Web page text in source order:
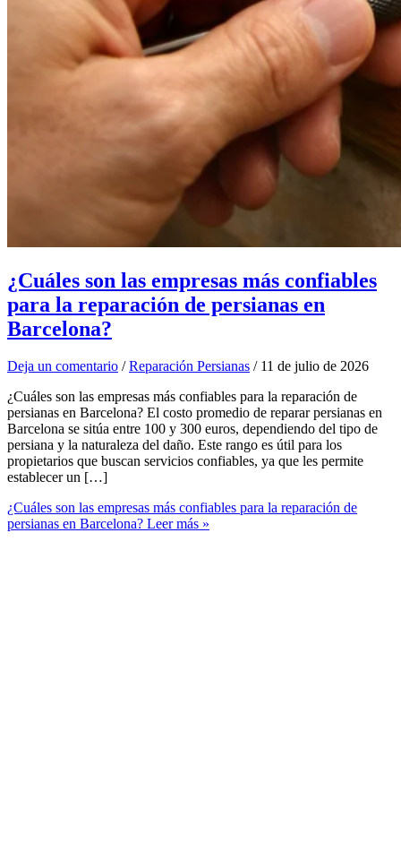
¿Cuáles son las empresas más confiables
para la reparación de persianas en
Barcelona?
Deja un comentario /Reparación Persianas / 11 de julio de 2026
¿Cuáles son las empresas más confiables para la reparación de
persianas en Barcelona? El costo promedio de reparar persianas en
Barcelona se sitúa entre 100 y 300 euros, dependiendo del tipo de
persiana y la naturaleza del daño. Este rango es útil para los
propietarios que buscan servicios confiables, ya que les permite
establecer un […]
¿Cuáles son las empresas más confiables para la reparación de
persianas en Barcelona? Leer más »